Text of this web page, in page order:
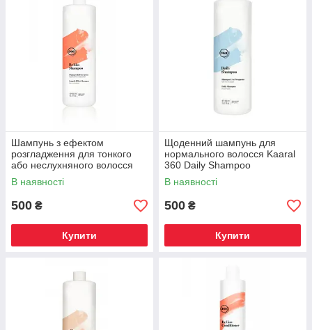
Шампунь з ефектом
розгладження для тонкого
або неслухняного волосся
360 Be Liss 450 мл
В наявності
500 ₴
Купити
Щоденний шампунь для
нормального волосся Kaaral
360 Daily Shampoo
В наявності
500 ₴
Купити